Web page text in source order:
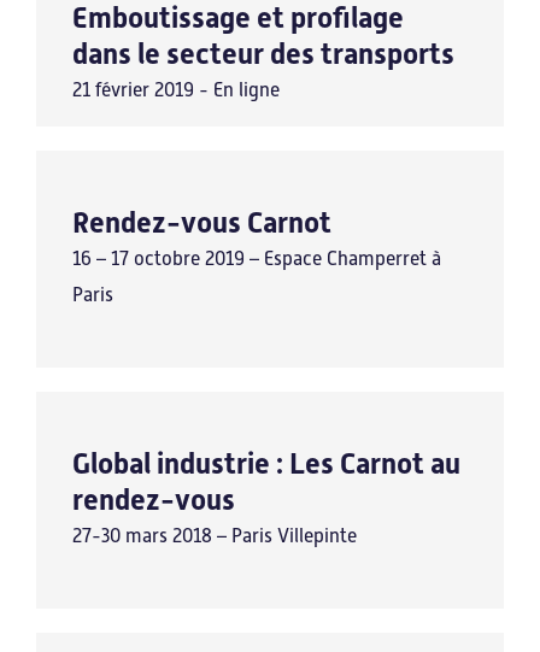
Emboutissage et profilage
dans le secteur des transports
21 février 2019 - En ligne
Rendez-vous Carnot
16 – 17 octobre 2019 – Espace Champerret à
Paris
Global industrie : Les Carnot au
rendez-vous
27-30 mars 2018 – Paris Villepinte